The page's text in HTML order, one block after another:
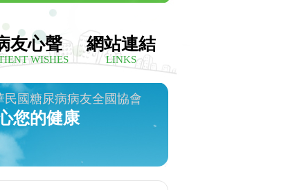
友心聲
WISHES
網站連結
LINKS
民國糖尿病病友全國協會
您的健康